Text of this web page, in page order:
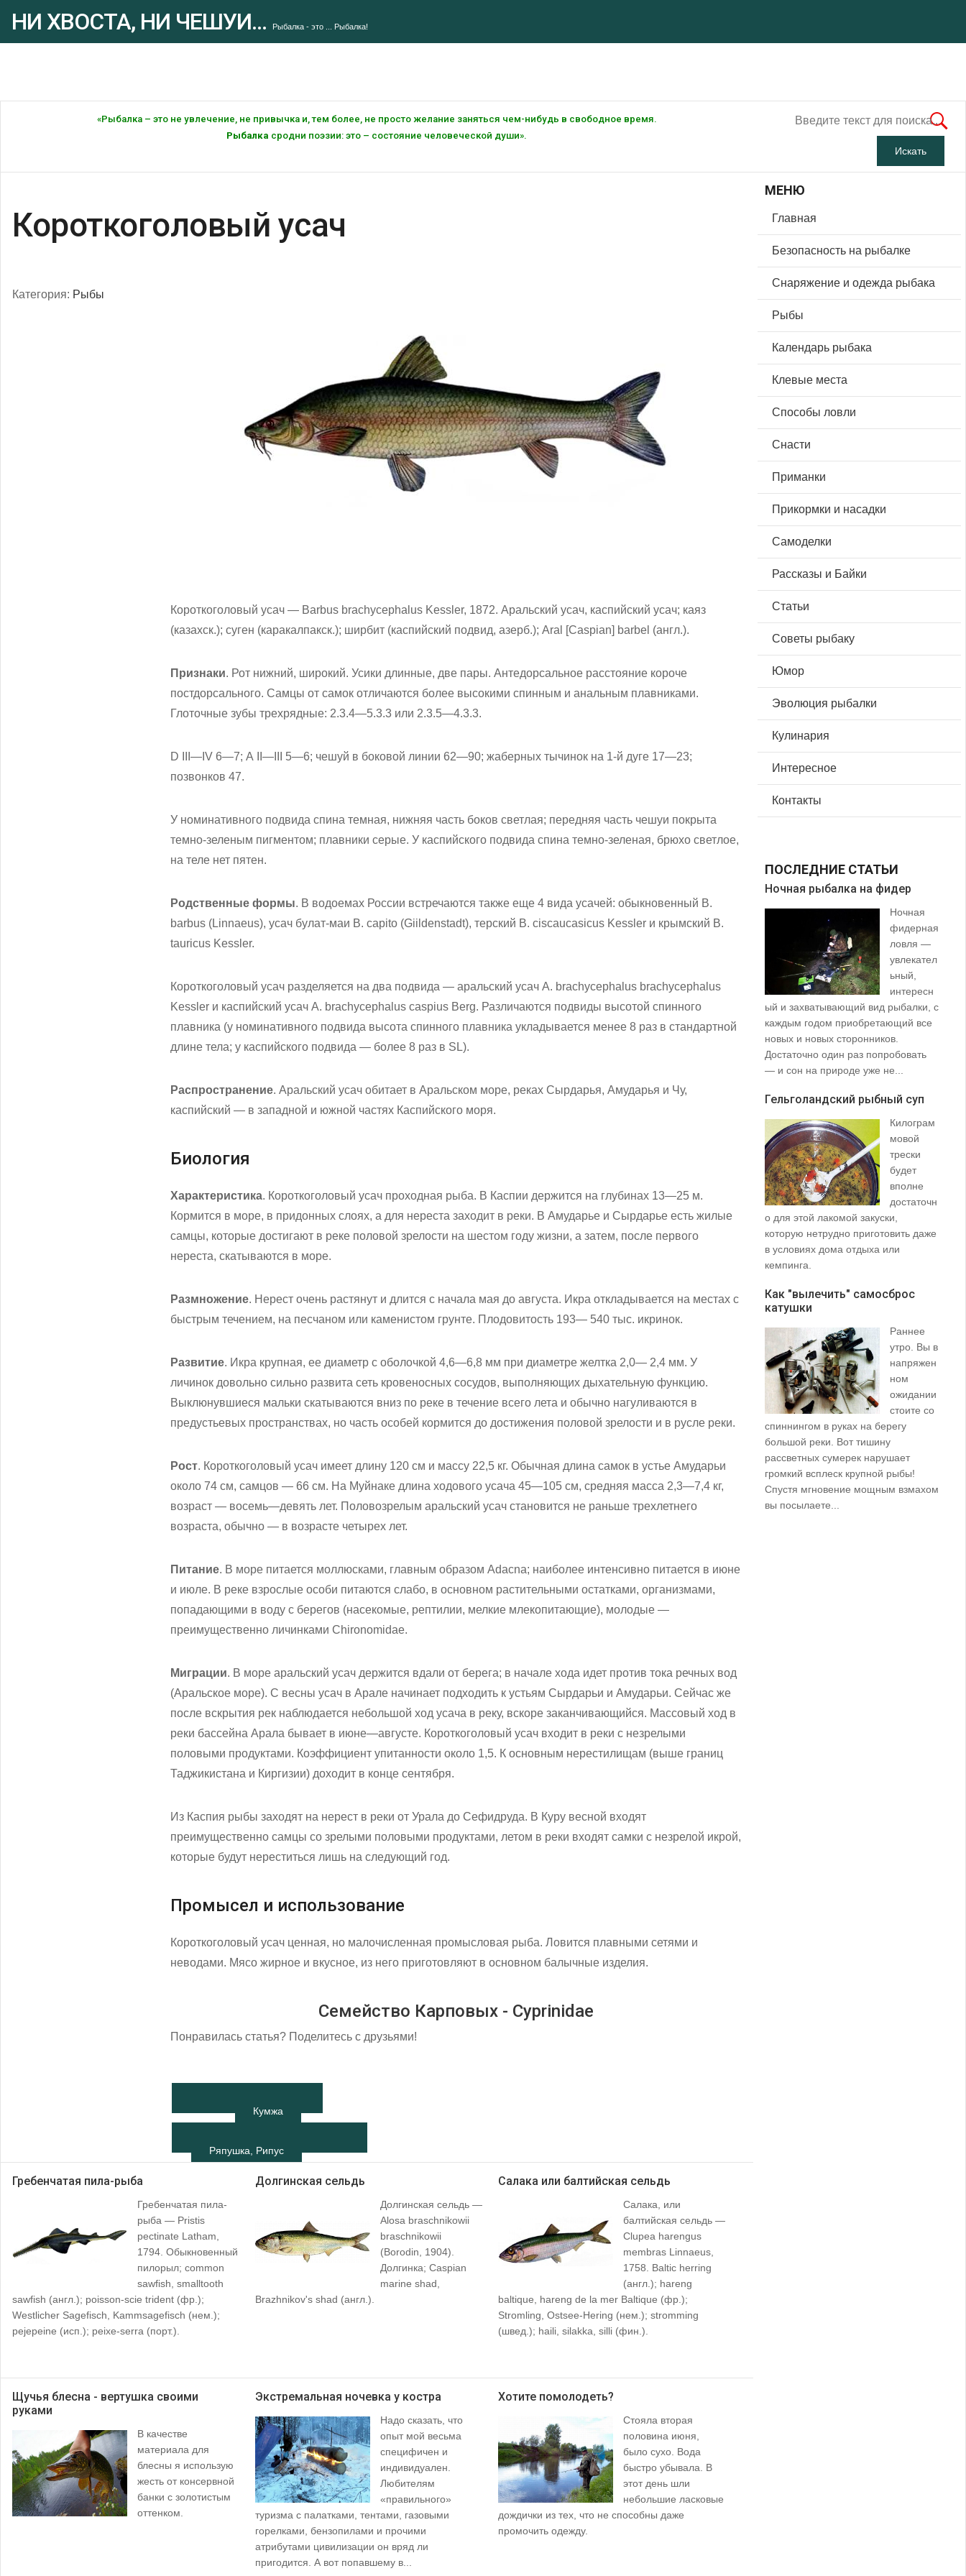
НИ ХВОСТА, НИ ЧЕШУИ... Рыбалка - это ... Рыбалка!
«Рыбалка – это не увлечение, не привычка и, тем более, не просто желание заняться чем-нибудь в свободное время.
Рыбалка сродни поэзии: это – состояние человеческой души».
Короткоголовый усач
Категория: Рыбы
Короткоголовый усач — Barbus brachycephalus Kessler, 1872. Аральский усач, каспийский усач; каяз
(казахск.); суген (каракалпакск.); ширбит (каспийский подвид, азерб.); Aral [Caspian] barbel (англ.).
Признаки. Рот нижний, широкий. Усики длинные, две пары. Антедорсальное расстояние короче
постдорсального. Самцы от самок отличаются более высокими спинным и анальным плавниками.
Глоточные зубы трехрядные: 2.3.4—5.3.3 или 2.3.5—4.3.3.
D III—IV 6—7; А II—III 5—6; чешуй в боковой линии 62—90; жаберных тычинок на 1-й дуге 17—23;
позвонков 47.
У номинативного подвида спина темная, нижняя часть боков светлая; передняя часть чешуи покрыта
темно-зеленым пигментом; плавники серые. У каспийского подвида спина темно-зеленая, брюхо светлое,
на теле нет пятен.
Родственные формы. В водоемах России встречаются также еще 4 вида усачей: обыкновенный В.
barbus (Linnaeus), усач булат-маи В. capito (Giildenstadt), терский В. ciscaucasicus Kessler и крымский В.
tauricus Kessler.
Короткоголовый усач разделяется на два подвида — аральский усач A. brachycephalus brachycephalus
Kessler и каспийский усач A. brachycephalus caspius Berg. Различаются подвиды высотой спинного
плавника (у номинативного подвида высота спинного плавника укладывается менее 8 раз в стандартной
длине тела; у каспийского подвида — более 8 раз в SL).
Распространение. Аральский усач обитает в Аральском море, реках Сырдарья, Амударья и Чу,
каспийский — в западной и южной частях Каспийского моря.
Биология
Характеристика. Короткоголовый усач проходная рыба. В Каспии держится на глубинах 13—25 м.
Кормится в море, в придонных слоях, а для нереста заходит в реки. В Амударье и Сырдарье есть жилые
самцы, которые достигают в реке половой зрелости на шестом году жизни, а затем, после первого
нереста, скатываются в море.
Размножение. Нерест очень растянут и длится с начала мая до августа. Икра откладывается на местах с
быстрым течением, на песчаном или каменистом грунте. Плодовитость 193— 540 тыс. икринок.
Развитие. Икра крупная, ее диаметр с оболочкой 4,6—6,8 мм при диаметре желтка 2,0— 2,4 мм. У
личинок довольно сильно развита сеть кровеносных сосудов, выполняющих дыхательную функцию.
Выклюнувшиеся мальки скатываются вниз по реке в течение всего лета и обычно нагуливаются в
предустьевых пространствах, но часть особей кормится до достижения половой зрелости и в русле реки.
Рост. Короткоголовый усач имеет длину 120 см и массу 22,5 кг. Обычная длина самок в устье Амударьи
около 74 см, самцов — 66 см. На Муйнаке длина ходового усача 45—105 см, средняя масса 2,3—7,4 кг,
возраст — восемь—девять лет. Половозрелым аральский усач становится не раньше трехлетнего
возраста, обычно — в возрасте четырех лет.
Питание. В море питается моллюсками, главным образом Adacna; наиболее интенсивно питается в июне
и июле. В реке взрослые особи питаются слабо, в основном растительными остатками, организмами,
попадающими в воду с берегов (насекомые, рептилии, мелкие млекопитающие), молодые —
преимущественно личинками Chironomidae.
Миграции. В море аральский усач держится вдали от берега; в начале хода идет против тока речных вод
(Аральское море). С весны усач в Арале начинает подходить к устьям Сырдарьи и Амударьи. Сейчас же
после вскрытия рек наблюдается небольшой ход усача в реку, вскоре заканчивающийся. Массовый ход в
реки бассейна Арала бывает в июне—августе. Короткоголовый усач входит в реки с незрелыми
половыми продуктами. Коэффициент упитанности около 1,5. К основным нерестилищам (выше границ
Таджикистана и Киргизии) доходит в конце сентября.
Из Каспия рыбы заходят на нерест в реки от Урала до Сефидруда. В Куру весной входят
преимущественно самцы со зрелыми половыми продуктами, летом в реки входят самки с незрелой икрой,
которые будут нереститься лишь на следующий год.
Промысел и использование
Короткоголовый усач ценная, но малочисленная промысловая рыба. Ловится плавными сетями и
неводами. Мясо жирное и вкусное, из него приготовляют в основном балычные изделия.
Семейство Карповых - Cyprinidae
Понравилась статья? Поделитесь с друзьями!
Кумжа
Ряпушка, Рипус
Гребенчатая пила-рыба
Гребенчатая пила-
рыба — Pristis
pectinate Latham,
1794. Обыкновенный
пилорыл; common
sawfish, smalltooth
sawfish (англ.); poisson-scie trident (фр.);
Westlicher Sagefisch, Kammsagefisch (нем.);
pejepeine (исп.); peixe-serra (порт.).
Долгинская сельдь
Долгинская сельдь —
Alosa braschnikowii
braschnikowii
(Borodin, 1904).
Долгинка; Caspian
marine shad,
Brazhnikov's shad (англ.).
Салака или балтийская сельдь
Салака, или
балтийская сельдь —
Clupea harengus
membras Linnaeus,
1758. Baltic herring
(англ.); hareng
baltique, hareng de la mer Baltique (фр.);
Stromling, Ostsee-Hering (нем.); stromming
(швед.); haili, silakka, silli (фин.).
Щучья блесна - вертушка своими
руками
В качестве
материала для
блесны я использую
жесть от консервной
банки с золотистым
оттенком.
Экстремальная ночевка у костра
Надо сказать, что
опыт мой весьма
специфичен и
индивидуален.
Любителям
«правильного»
туризма с палатками, тентами, газовыми
горелками, бензопилами и прочими
атрибутами цивилизации он вряд ли
пригодится. А вот попавшему в...
Хотите помолодеть?
Стояла вторая
половина июня,
было сухо. Вода
быстро убывала. В
этот день шли
небольшие ласковые
дождички из тех, что не способны даже
промочить одежду.
МЕНЮ
Главная
Безопасность на рыбалке
Снаряжение и одежда рыбака
Рыбы
Календарь рыбака
Клевые места
Способы ловли
Снасти
Приманки
Прикормки и насадки
Самоделки
Рассказы и Байки
Статьи
Советы рыбаку
Юмор
Эволюция рыбалки
Кулинария
Интересное
Контакты
ПОСЛЕДНИЕ СТАТЬИ
Ночная рыбалка на фидер
Ночная
фидерная
ловля —
увлекател
ьный,
интересн
ый и захватывающий вид рыбалки, с
каждым годом приобретающий все
новых и новых сторонников.
Достаточно один раз попробовать
— и сон на природе уже не...
Гельголандский рыбный суп
Килограм
мовой
трески
будет
вполне
достаточн
о для этой лакомой закуски,
которую нетрудно приготовить даже
в условиях дома отдыха или
кемпинга.
Как "вылечить" самосброс
катушки
Раннее
утро. Вы в
напряжен
ном
ожидании
стоите со
спиннингом в руках на берегу
большой реки. Вот тишину
рассветных сумерек нарушает
громкий всплеск крупной рыбы!
Спустя мгновение мощным взмахом
вы посылаете...